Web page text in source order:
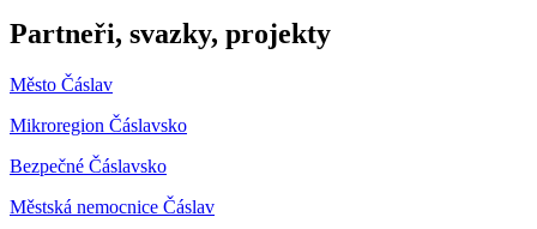
Partneři, svazky, projekty
Město Čáslav
Mikroregion Čáslavsko
Bezpečné Čáslavsko
Městská nemocnice Čáslav